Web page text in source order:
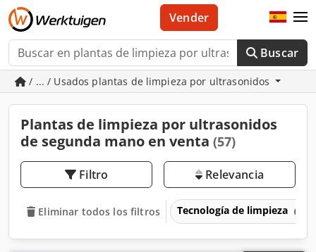
Buscar
Vender
/ ... / Usados plantas de limpieza por ultrasonidos
Plantas de limpieza por ultrasonidos
de segunda mano en venta (57)
Filtro Relevancia
Eliminar todos los filtros Tecnología de limpieza